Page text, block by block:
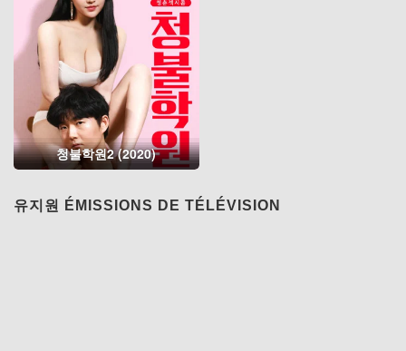
청불학원2 (2020)
유지원 ÉMISSIONS DE TÉLÉVISION